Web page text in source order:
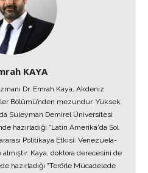
KAYA
Dr. Emrah Kaya, Akdeniz
Bölümü’nden mezundur. Yüksek
Süleyman Demirel Üniversitesi
hazırladığı “Latin Amerika'da Sol
Politikaya Etkisi: Venezuela-
Kaya, doktora derecesini de
hazırladığı "Terörle Mücadelede